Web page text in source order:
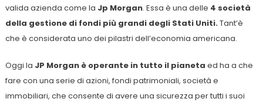
valida azienda come la Jp Morgan. Essa è una delle 4 società
della gestione di fondi più grandi degli Stati Uniti.Tant’è
che è considerata uno dei pilastri dell’economia americana.
Oggi la JP Morgan è operante in tutto il pianeta ed ha a che
fare con una serie di azioni, fondi patrimoniali, società e
immobiliari, che consente di avere una sicurezza per tutti i suoi